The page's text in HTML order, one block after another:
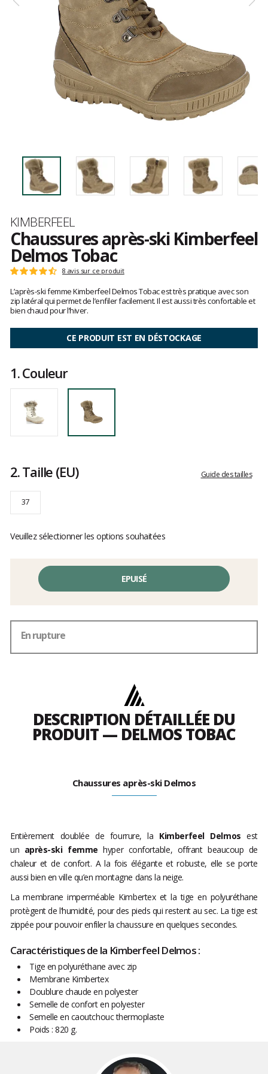
Marque
KIMBERFEEL
Chaussures après-ski Kimberfeel
Delmos Tobac
Les
clients
Note
:
4.5
sur
8 avis sur ce produit
L’après-ski femme Kimberfeel Delmos Tobac est très pratique avec son
zip latéral qui permet de l’enfiler facilement. Il est aussi très confortable et
bien chaud pour l’hiver.
CE PRODUIT EST EN DÉSTOCKAGE
1.Couleur
2.Taille (EU) Guide des tailles
37
Veuillez sélectionner les options souhaitées
EPUISÉ
En rupture
DESCRIPTION DÉTAILLÉE DU
PRODUIT — DELMOS TOBAC
Chaussures après-ski Delmos
Entièrement doublée de fourrure, la Kimberfeel Delmosest
un après-ski femmehyper confortable, offrant beaucoup de
chaleur et de confort. A la fois élégante et robuste, elle se porte
aussi bien en ville qu’en montagne dans la neige.
La membrane imperméable Kimbertex et la tige en polyuréthane
protègent de l’humidité, pour des pieds qui restent au sec. La tige est
zippée pour pouvoir enfiler la chaussure en quelques secondes.
Caractéristiques de la Kimberfeel Delmos :
Tige en polyuréthane avec zip
Membrane Kimbertex
Doublure chaude en polyester
Semelle de confort en polyester
Semelle en caoutchouc thermoplaste
Poids : 820 g.